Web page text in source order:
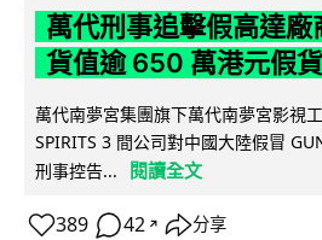
萬代刑事追擊假高達廠
貨值逾 650 萬港元假貨
萬代南夢宮集團旗下萬代南夢宮影視
SPIRITS 3 間公司對中國大陸假冒
刑事控告...
閱讀全文
389 42 ↗ 分享